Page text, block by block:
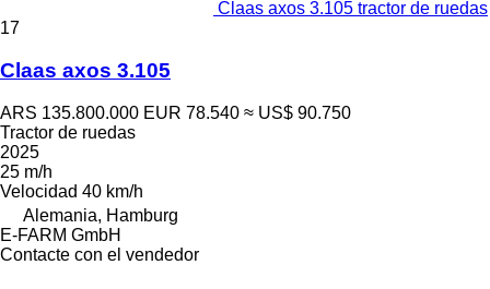
Claas axos 3.105 tractor de ruedas
17
Claas axos 3.105
ARS 135.800.000 EUR 78.540 ≈ US$ 90.750
Tractor de ruedas
2025
25 m/h
Velocidad 40 km/h
Alemania, Hamburg
E-FARM GmbH
Contacte con el vendedor